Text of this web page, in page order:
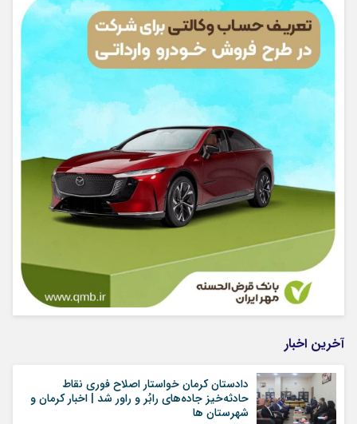
آخرین اخبار
دادستان کرمان خواستار اصلاح فوری نقاط
حادثه‌خیز جاده‌های رابُر و راور شد | اخبار کرمان و
شهرستان ها